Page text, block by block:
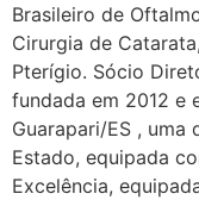
Brasileiro de
Cirurgia de
Pterígio. Sócio
fundada em 2012 e
Guarapari/ES , uma
Estado, equipada
Excelência,